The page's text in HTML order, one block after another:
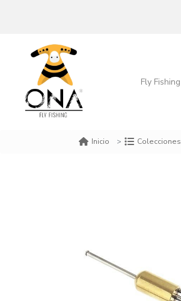
Fly Fishing
Inicio Colecciones